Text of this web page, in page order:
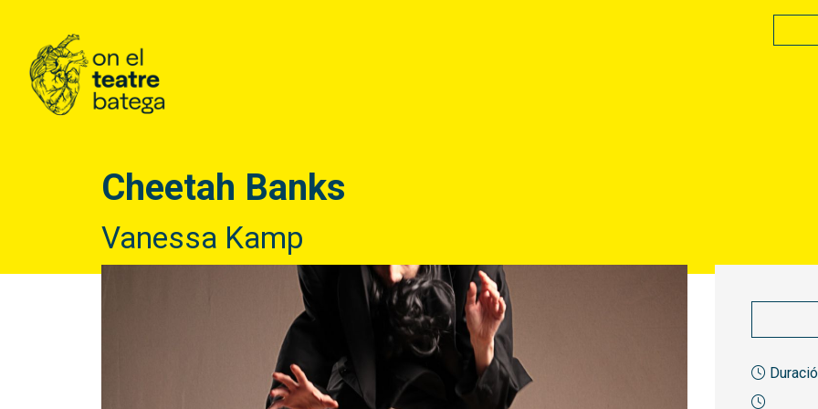
Cheetah Banks
Vanessa Kamp